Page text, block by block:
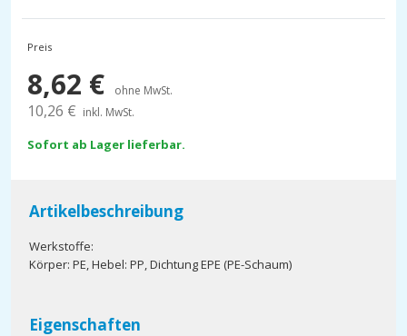
Preis
8,62 € ohne MwSt.
10,26 € inkl. MwSt.
Sofort ab Lager lieferbar.
Artikelbeschreibung
Werkstoffe:
Körper: PE, Hebel: PP, Dichtung EPE (PE-Schaum)
Eigenschaften